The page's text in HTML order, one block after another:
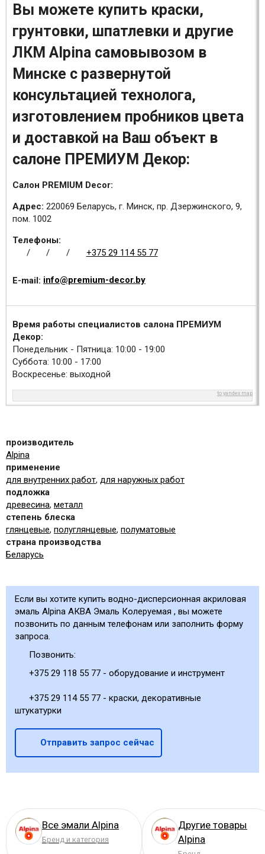
Вы можете купить краски,
грунтовки, шпатлевки и другие
ЛКМ Alpina самовывозом в
Минске с развернутой
консультацией технолога,
изготовлением пробников цвета
и доставкой на Ваш объект в
салоне ПРЕМИУМ Декор:
Салон PREMIUM Decor:
Адрес: 220069 Беларусь, г. Минск, пр. Дзержинского, 9,
пом. 1002
Телефоны:
/
/ / +375 29 114 55 77
E-mail: info@premium-decor.by
Время работы специалистов салона ПРЕМИУМ
Декор:
Понедельник - Пятница: 10:00 - 19:00
Суббота: 10:00 - 17:00
Воскресенье: выходной
to yandex map
производитель
Alpina
применение
для внутренних работ, для наружных работ
подложка
древесина, металл
степень блеска
глянцевые, полуглянцевые, полуматовые
страна производства
Беларусь
Если вы хотите купить водно-дисперсионная акриловая
эмаль Alpina АКВА Эмаль Колеруемая , вы можете
позвонить по данным телефонам или заполнить форму
запроса.
Позвонить:
+375 29 118 55 77 - оборудование и инструмент
+375 29 114 55 77 - краски, декоративные
штукатурки
Отправить запрос сейчас
Все эмали Alpina
Бренд и категория
Другие товары
Alpina